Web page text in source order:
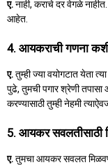
ए.नाही, कराचे दर वेगळे
आहेत.
4. आयकराची गणना
ए.तुम्ही ज्या वयोगटात येता
पुढे, तुमची पगार श्रेणी
करण्यासाठी तुम्ही नेहमी
5. आयकर सवलतीसाठी
ए.तुमचा आयकर सवलत